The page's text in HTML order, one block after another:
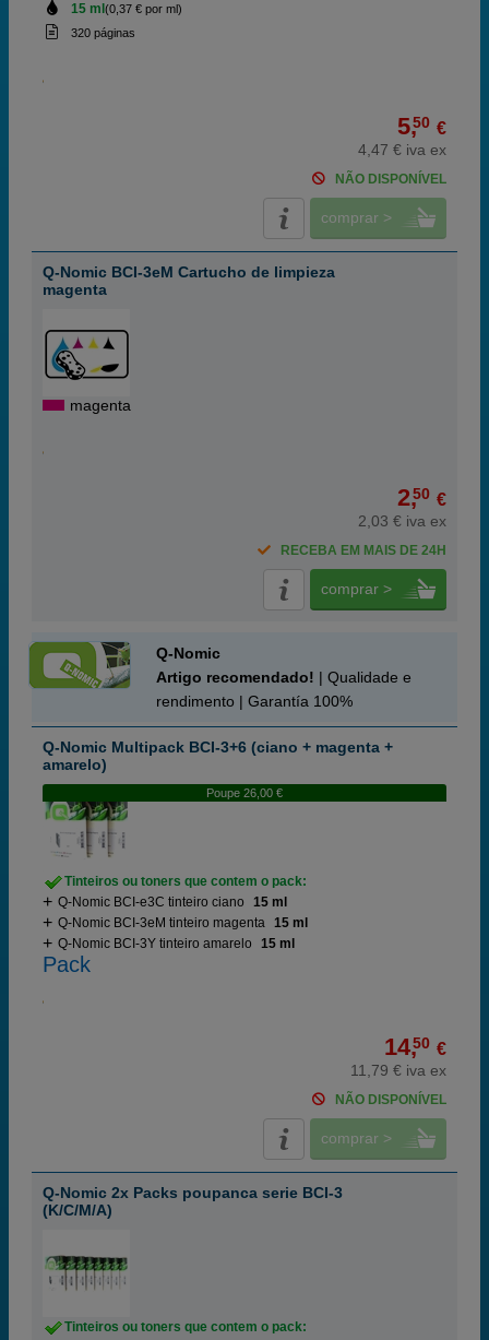
15 ml (0,37 € por ml)
320 páginas
5,50 €
4,47 € iva ex
NÃO DISPONÍVEL
comprar >
Q-Nomic BCI-3eM Cartucho de limpieza
magenta
magenta
2,50 €
2,03 € iva ex
RECEBA EM MAIS DE 24H
comprar >
Q-Nomic
Artigo recomendado! | Qualidade e
rendimento | Garantía 100%
Q-Nomic Multipack BCI-3+6 (ciano + magenta +
amarelo)
Poupe 26,00 €
Tinteiros ou toners que contem o pack:
Q-Nomic BCI-e3C tinteiro ciano
15 ml
Q-Nomic BCI-3eM tinteiro magenta 15 ml
Q-Nomic BCI-3Y tinteiro amarelo
15 ml
Pack
14,50 €
11,79 € iva ex
NÃO DISPONÍVEL
comprar >
Q-Nomic 2x Packs poupanca serie BCI-3
(K/C/M/A)
Tinteiros ou toners que contem o pack: